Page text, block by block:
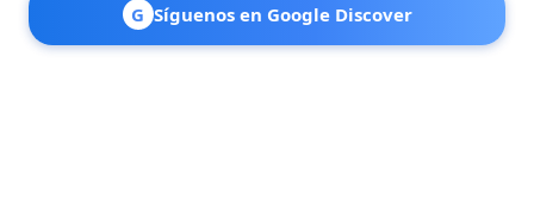
G Síguenos en Google Discover